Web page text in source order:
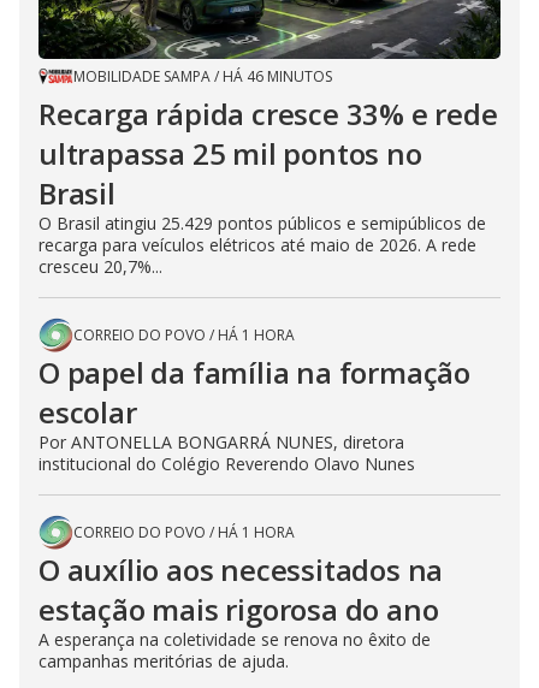
MOBILIDADE SAMPA/ HÁ 46 MINUTOS
Recarga rápida cresce 33% e rede
ultrapassa 25 mil pontos no
Brasil
O Brasil atingiu 25.429 pontos públicos e semipúblicos de
recarga para veículos elétricos até maio de 2026. A rede
cresceu 20,7%...
CORREIO DO POVO / HÁ 1 HORA
O papel da família na formação
escolar
Por ANTONELLA BONGARRÁ NUNES, diretora
institucional do Colégio Reverendo Olavo Nunes
CORREIO DO POVO / HÁ 1 HORA
O auxílio aos necessitados na
estação mais rigorosa do ano
A esperança na coletividade se renova no êxito de
campanhas meritórias de ajuda.